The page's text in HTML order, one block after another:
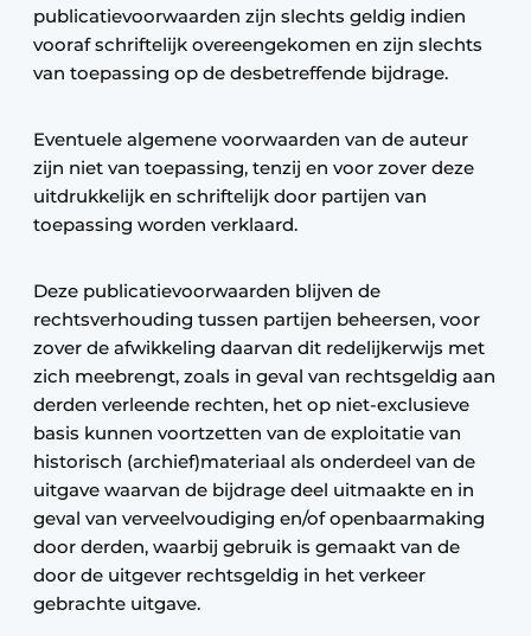
publicatievoorwaarden zijn slechts geldig indien
vooraf schriftelijk overeengekomen en zijn slechts
van toepassing op de desbetreffende bijdrage.
Eventuele algemene voorwaarden van de auteur
zijn niet van toepassing, tenzij en voor zover deze
uitdrukkelijk en schriftelijk door partijen van
toepassing worden verklaard.
Deze publicatievoorwaarden blijven de
rechtsverhouding tussen partijen beheersen, voor
zover de afwikkeling daarvan dit redelijkerwijs met
zich meebrengt, zoals in geval van rechtsgeldig aan
derden verleende rechten, het op niet-exclusieve
basis kunnen voortzetten van de exploitatie van
historisch (archief)materiaal als onderdeel van de
uitgave waarvan de bijdrage deel uitmaakte en in
geval van verveelvoudiging en/of openbaarmaking
door derden, waarbij gebruik is gemaakt van de
door de uitgever rechtsgeldig in het verkeer
gebrachte uitgave.